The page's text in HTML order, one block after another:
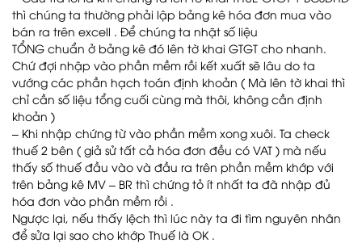
thì chúng ta thường phải lập bảng kê hóa đơn mua vào
bán ra trên excell . Để chúng ta nhặt số liệu
TỔNG chuẩn ở bảng kê đó lên tờ khai GTGT cho nhanh.
Chứ đợi nhập vào phần mềm rồi kết xuất sẽ lâu do ta
vướng các phần hạch toán định khoản ( Mà lên tờ khai thì
chỉ cần số liệu tổng cuối cùng mà thôi, không cần định
khoản )
– Khi nhập chứng từ vào phần mềm xong xuôi. Ta check
thuế 2 bên ( giả sử tất cả hóa đơn đều có VAT ) mà nếu
thấy số thuế đầu vào và đầu ra trên phần mềm khớp với
trên bảng kê MV – BR thì chứng tỏ ít nhất ta đã nhập đủ
hóa đơn vào phần mềm rồi .
Ngược lại, nếu thấy lệch thì lúc này ta đi tìm nguyên nhân
để sửa lại sao cho khớp Thuế là OK .